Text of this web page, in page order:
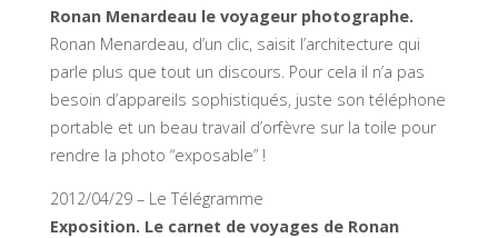
Ronan Menardeau le voyageur photographe.
Ronan Menardeau, d’un clic, saisit l’architecture qui
parle plus que tout un discours. Pour cela il n’a pas
besoin d’appareils sophistiqués, juste son téléphone
portable et un beau travail d’orfèvre sur la toile pour
rendre la photo “exposable” !
2012/04/29 – Le Télégramme
Exposition. Le carnet de voyages de Ronan